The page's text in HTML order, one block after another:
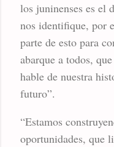
los juninenses es el
nos identifique, por
parte de esto para
abarque a todos,
hable de nuestra
futuro”.
“Estamos
oportunidades, que